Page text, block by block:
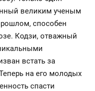
великим ученым
способен
Кодзи, отважный
встать за
на его молодых
спасти